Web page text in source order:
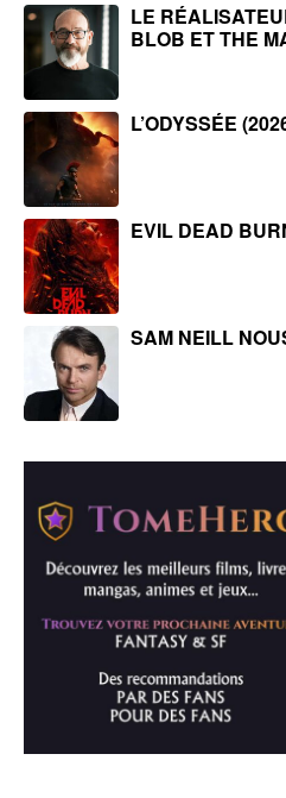
LE
BLOB ET THE
L’ODYSSÉE
EVIL DEAD
SAM NEILL